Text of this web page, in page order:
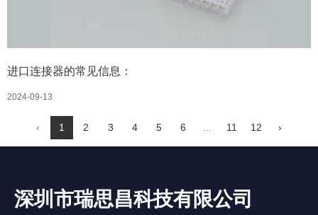
进口连接器的常见信息：
2024-09-13
‹ 1 2 3 4 5 6 ... 11 12 ›
深圳市瑞思昌科技有限公司